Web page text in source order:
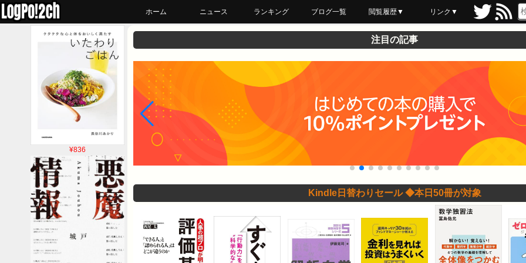
ホーム ニュース ランキング ブログ一覧 閲覧履歴▼
最近読んだ
あとで読む
ブックマーク
リンク▼
¥836
注目の記事
Kindle日替わりセール ◆本日50冊が対象